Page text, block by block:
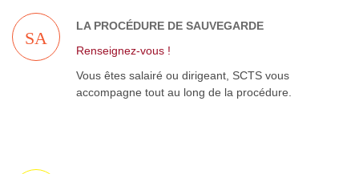
LA PROCÉDURE DE SAUVEGARDE
SA
Renseignez-vous !
Vous êtes salairé ou dirigeant, SCTS vous
accompagne tout au long de la procédure.